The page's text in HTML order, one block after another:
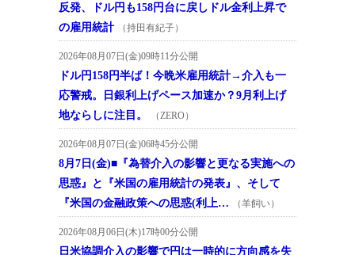
反発、ドル円も158円台に戻しドル金利上昇で
の雇用統計
（持田有紀子）
2026年08月07日(金)09時11分公開
ドル円158円半ば！今晩米雇用統計→介入も一
応警戒。日銀利上げペース加速か？9月利上げ
地ならしに注目。
（ZERO）
2026年08月07日(金)06時45分公開
8月7日(金)■『為替介入の影響と更なる実施への
思惑』と『米国の雇用統計の発表』、そして
『米国の金融政策への思惑(利上…
（羊飼い）
2026年08月06日(木)17時00分公開
日米協調介入の影響で円は一時的に方向感を失